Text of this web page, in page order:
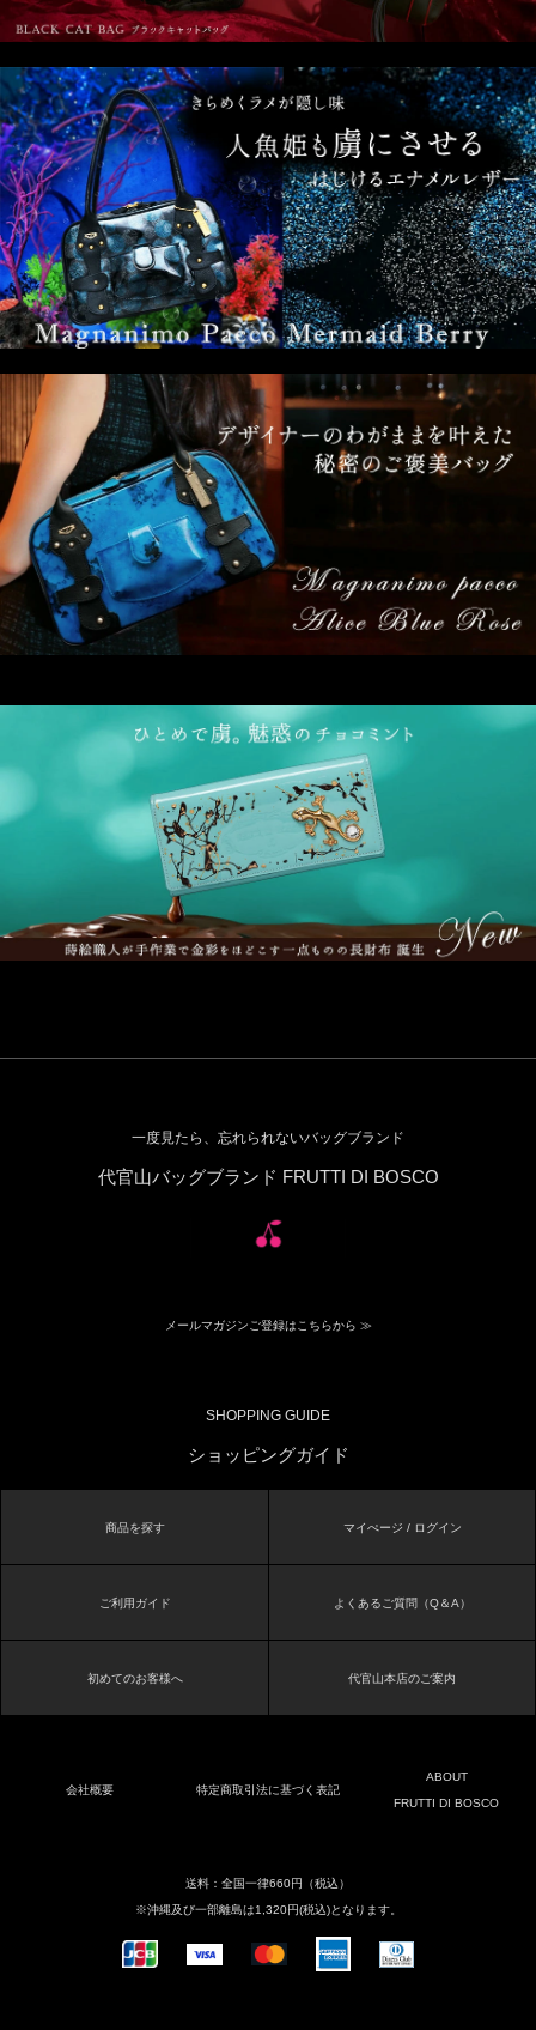
一度見たら、忘れられないバッグブランド
代官山バッグブランド FRUTTI DI BOSCO
メールマガジンご登録はこちらから ≫
SHOPPING GUIDE
ショッピングガイド
商品を探す マイぺージ / ログイン
ご利用ガイド よくあるご質問（Q＆A）
初めてのお客様へ 代官山本店のご案内
会社概要 特定商取引法に基づく表記
ABOUT
FRUTTI DI BOSCO
送料：全国一律660円（税込）
※沖縄及び一部離島は1,320円(税込)となります。